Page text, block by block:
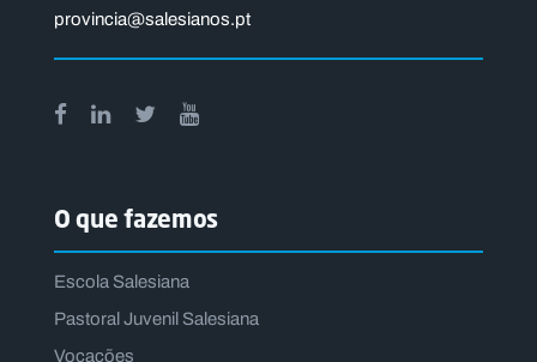
provincia@salesianos.pt
O que fazemos
Escola Salesiana
Pastoral Juvenil Salesiana
Vocações